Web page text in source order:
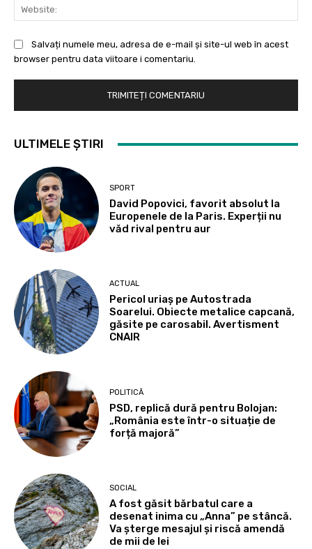
Salvați numele meu, adresa de e-mail și site-ul web în acest
browser pentru data viitoare i comentariu.
ULTIMELE ȘTIRI
SPORT
David Popovici, favorit absolut la
Europenele de la Paris. Experții nu
văd rival pentru aur
ACTUAL
Pericol uriaș pe Autostrada
Soarelui. Obiecte metalice capcană,
găsite pe carosabil. Avertisment
CNAIR
POLITICĂ
PSD, replică dură pentru Bolojan:
„România este într-o situație de
forță majoră”
SOCIAL
A fost găsit bărbatul care a
desenat inima cu „Anna” pe stâncă.
Va șterge mesajul și riscă amendă
de mii de lei